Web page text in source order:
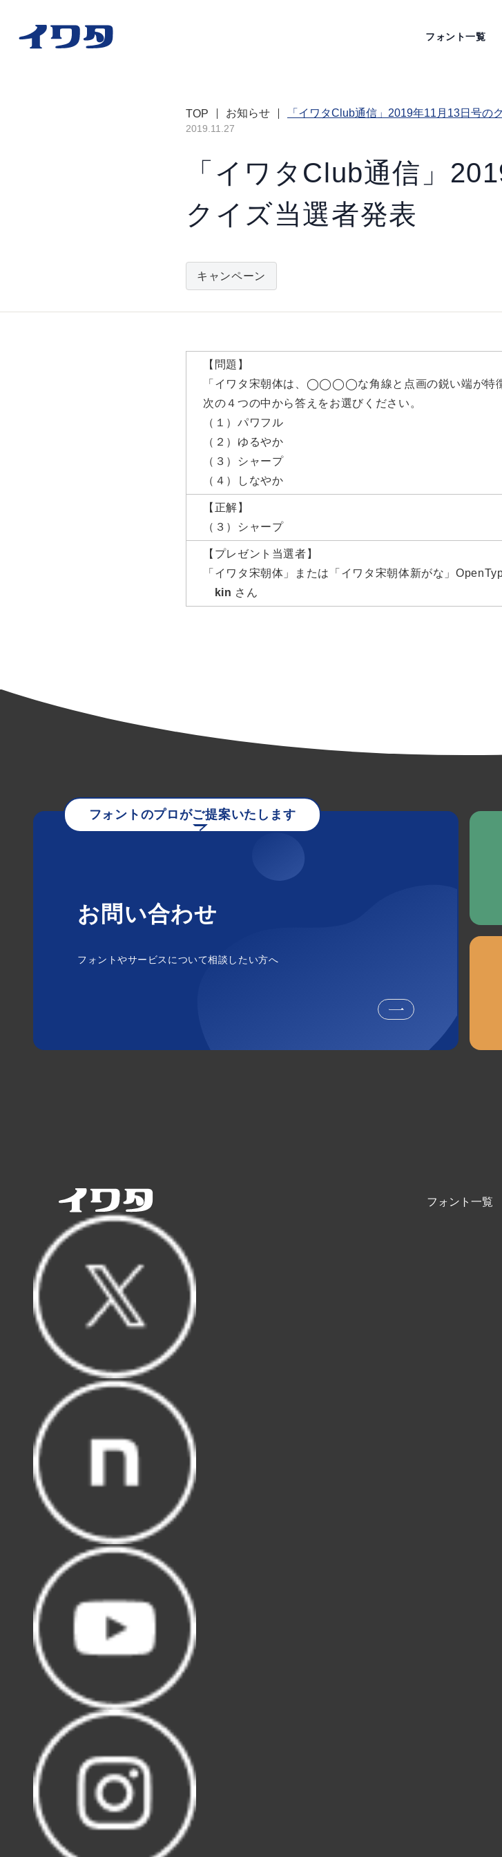
フォント一覧
TOP お知らせ 「イワタClub通信」2019年11月13日号の
2019.11.27
「イワタClub通信」
クイズ当選者発表
キャンペーン
【問題】
「イワタ宋朝体は、◯◯◯◯な角線と点画の鋭い端が
次の４つの中から答えをお選びください。
（１）パワフル
（２）ゆるやか
（３）シャープ
（４）しなやか
【正解】
（３）シャープ
【プレゼント当選者】
「イワタ宋朝体」または「イワタ宋朝体新がな」
kin さん
フォントのプロがご提案いたします
お問い合わせ
フォントやサービスについて相談したい方へ
フォント一覧